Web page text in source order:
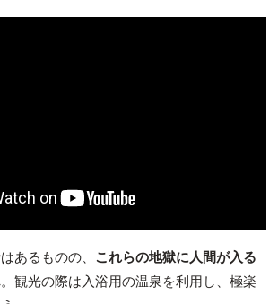
あるものの、 これらの地獄に人間が入る
。観光の際は入浴用の温泉を利用し、極楽